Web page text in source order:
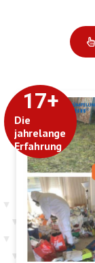
Die
jahrelange
Erfahrung
17+